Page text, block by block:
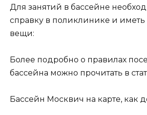
Для занятий в бассейне
справку в поликлинике и
вещи:
Более подробно о правилах
бассейна можно прочитать в
Бассейн Москвич на карте, как